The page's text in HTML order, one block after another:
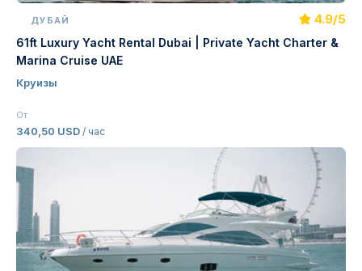
ДУБАЙ 4.9/5
61ft Luxury Yacht Rental Dubai | Private Yacht Charter &
Marina Cruise UAE
Круизы
От
340,50 USD / час